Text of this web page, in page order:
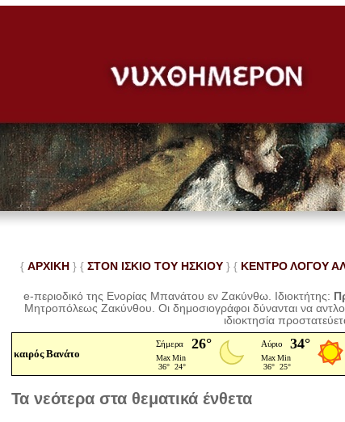
{ ΑΡΧΙΚΗ } { ΣΤΟΝ ΙΣΚΙΟ ΤΟΥ ΗΣΚΙΟΥ } { ΚΕΝΤΡΟ ΛΟΓΟΥ
e-περιοδικό της Ενορίας Μπανάτου εν Ζακύνθω. Ιδιοκτήτης:
Μητροπόλεως Ζακύνθου.Οι δημοσιογράφοι δύνανται να
ιδιοκτησία
καιρός Βανάτο
Τα νεότερα στα θεματικά ένθετα